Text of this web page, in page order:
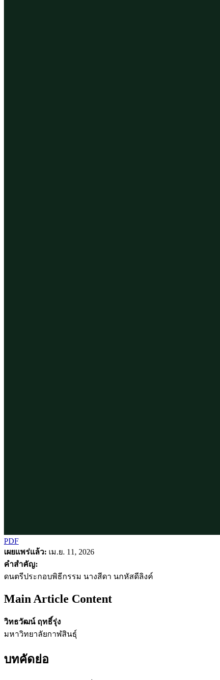
PDF
เผยแพร่แล้ว: เม.ย. 11, 2026
คำสำคัญ:
ดนตรีประกอบพิธีกรรม นางสีดา นกหัสดีลิงค์
Main Article Content
วิทธวัฒน์ ฤทธิ์รุ่ง
มหาวิทยาลัยกาฬสินธุ์
บทคัดย่อ